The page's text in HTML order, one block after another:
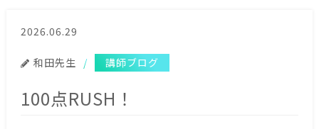
2026.06.29
和田先生 講師ブログ
100点RUSH！